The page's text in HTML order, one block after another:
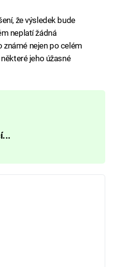
že výsledek bude
neplatí žádná
známé nejen po celém
jeho úžasné